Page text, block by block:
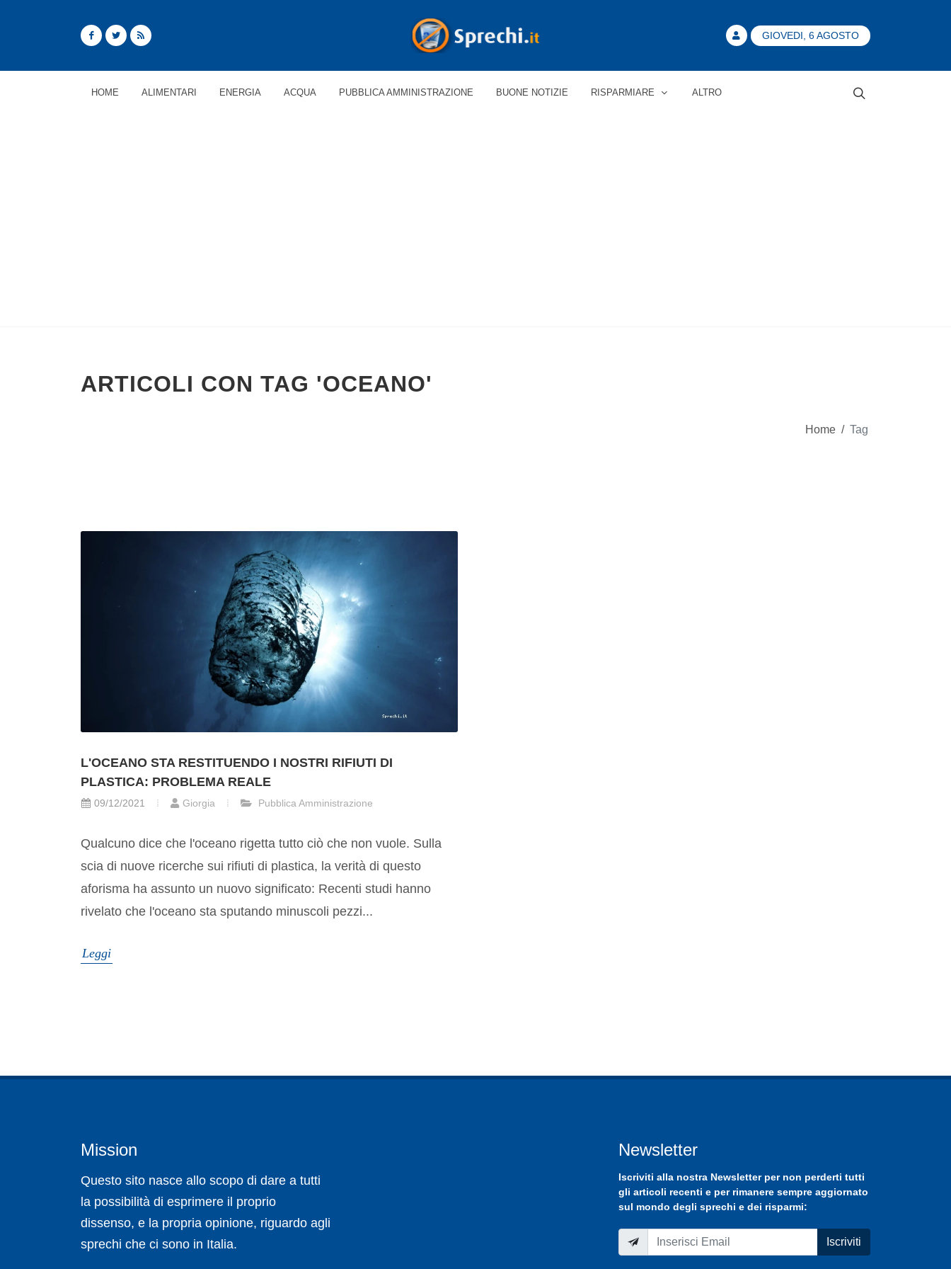
GIOVEDI, 6 AGOSTO
HOME ALIMENTARI ENERGIA ACQUA PUBBLICA AMMINISTRAZIONE BUONE NOTIZIE RISPARMIARE ALTRO
ARTICOLI CON TAG 'OCEANO'
Home / Tag
L'OCEANO STA RESTITUENDO I NOSTRI RIFIUTI DI
PLASTICA: PROBLEMA REALE
09/12/2021 Giorgia Pubblica Amministrazione
Qualcuno dice che l'oceano rigetta tutto ciò che non vuole. Sulla
scia di nuove ricerche sui rifiuti di plastica, la verità di questo
aforisma ha assunto un nuovo significato: Recenti studi hanno
rivelato che l'oceano sta sputando minuscoli pezzi...
Leggi
Mission
Questo sito nasce allo scopo di dare a tutti
la possibilità di esprimere il proprio
dissenso, e la propria opinione, riguardo agli
sprechi che ci sono in Italia.
Newsletter
Iscriviti alla nostra Newsletterper non perderti tutti
gli articoli recenti e per rimanere sempre aggiornato
sul mondo degli sprechi e dei risparmi:
Iscriviti